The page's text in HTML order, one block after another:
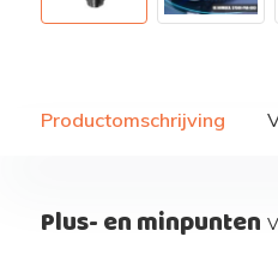
Productomschrijving
Plus- en minpunten